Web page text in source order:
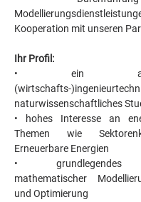
Kooperation mit unseren
Ihr Profil:
• ein
(wirtschafts-
naturwissenschaftliches
• hohes Interesse an
Themen wie
Erneuerbare Energien
• grundlegendes
mathematischer
und Optimierung